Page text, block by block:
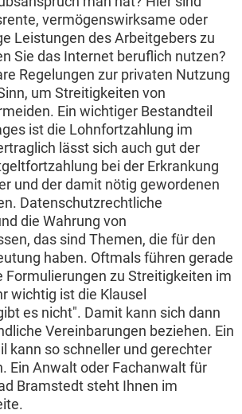
vermögenswirksame oder
Leistungen des Arbeitgebers zu
Sie das Internet beruflich nutzen?
Regelungen zur privaten Nutzung
um Streitigkeiten von
Ein wichtiger Bestandteil
ist die Lohnfortzahlung im
lässt sich auch gut der
bei der Erkrankung
und der damit nötig gewordenen
Datenschutzrechtliche
die Wahrung von
das sind Themen, die für den
haben. Oftmals führen gerade
Formulierungen zu Streitigkeiten im
wichtig ist die Klausel
es nicht". Damit kann sich dann
Vereinbarungen beziehen. Ein
kann so schneller und gerechter
Ein Anwalt oder Fachanwalt für
Bramstedt steht Ihnen im